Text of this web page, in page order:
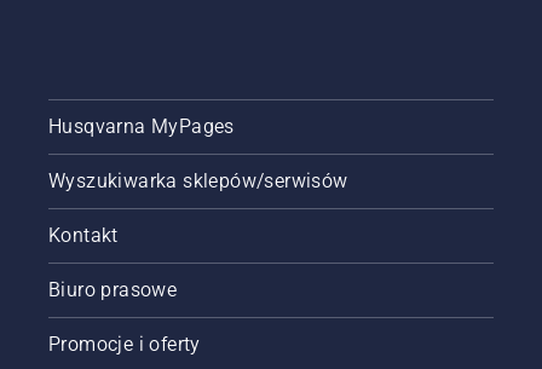
ogrodnik
opiekujący
narodowym
stadionem
Szwecji,
Friends
Gotowy?
Zaczynajmy.
boiska
przez
robota
Husqvarna MyPages
Wyszukiwarka sklepów/serwisów
Kontakt
Biuro prasowe
Promocje i oferty